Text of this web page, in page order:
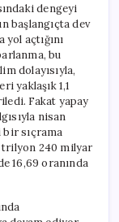
dengeyi
başlangıçta dev
açtığını
bu
dolayısıyla,
yaklaşık 1,1
Fakat yapay
nisan
sıçrama
trilyon 240 milyar
16,69 oranında